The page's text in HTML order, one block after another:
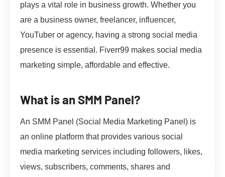
plays a vital role in business growth. Whether you
are a business owner, freelancer, influencer,
YouTuber or agency, having a strong social media
presence is essential. Fiverr99 makes social media
marketing simple, affordable and effective.
What is an SMM Panel?
An SMM Panel (Social Media Marketing Panel) is
an online platform that provides various social
media marketing services including followers, likes,
views, subscribers, comments, shares and